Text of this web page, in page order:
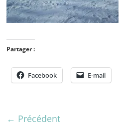
Partager :
Facebook E-mail
← Précédent